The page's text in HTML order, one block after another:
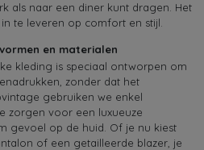
als naar een diner kunt dragen. Het
te leveren op comfort en stijl.
en materialen
kleding is speciaal ontworpen om
zonder dat het
gebruiken we enkel
zorgen voor een luxueuze
gevoel op de huid. Of je nu kiest
of een getailleerde blazer, je